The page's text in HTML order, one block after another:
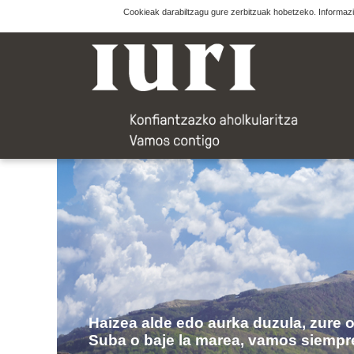
Cookieak darabiltzagu gure zerbitzuak hobetzeko.
Haizea alde edo aurka duzula, zure
Suba o baje la marea, vamos